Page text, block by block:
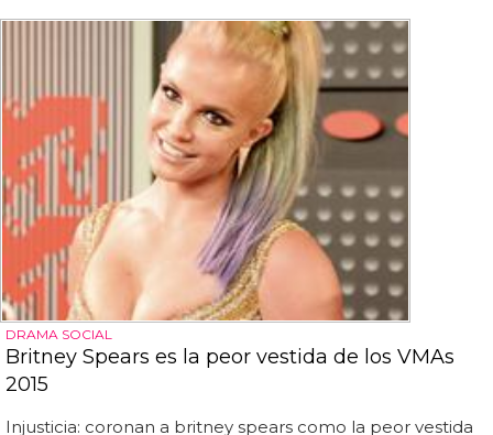
DRAMA SOCIAL
Britney Spears es la peor vestida de los VMAs
2015
Injusticia: coronan a britney spears como la peor vestida